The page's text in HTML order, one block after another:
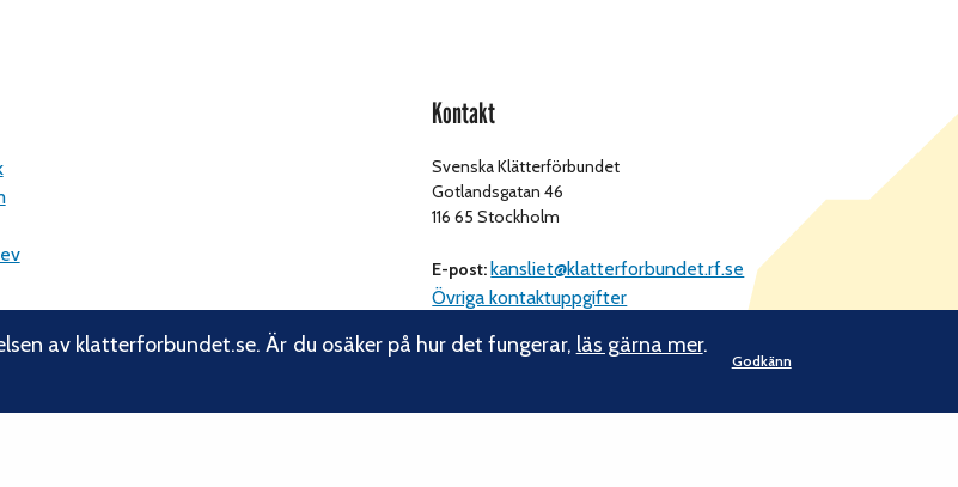
Kontakt
Svenska Klätterförbundet
Gotlandsgatan 46
116 65 Stockholm
E-post: kansliet@klatterforbundet.rf.se
Övriga kontaktuppgifter
av klatterforbundet.se. Är du osäker på hur det fungerar, läs gärna mer.
Godkänn